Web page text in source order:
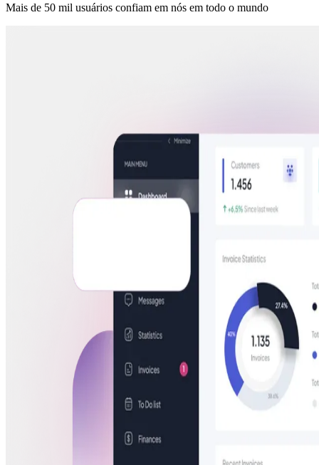
Mais de 50 mil usuários confiam em nós em todo o mundo